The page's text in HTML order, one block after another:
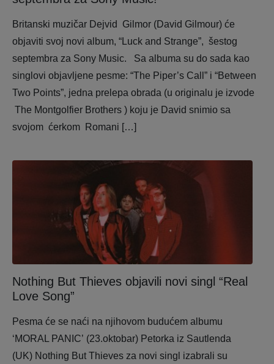
Britanski muzičar Dejvid Gilmor (David Gilmour) će
objaviti svoj novi album, “Luck and Strange”, šestog
septembra za Sony Music. Sa albuma su do sada kao
singlovi objavljene pesme: “The Piper’s Call” i “Between
Two Points”, jedna prelepa obrada (u originalu je izvode
The Montgolfier Brothers ) koju je David snimio sa
svojom ćerkom Romani […]
Nothing But Thieves objavili novi singl “Real
Love Song”
Pesma će se naći na njihovom budućem albumu
‘MORAL PANIC’ (23.oktobar) Petorka iz Sautlenda
(UK) Nothing But Thieves za novi singl izabrali su